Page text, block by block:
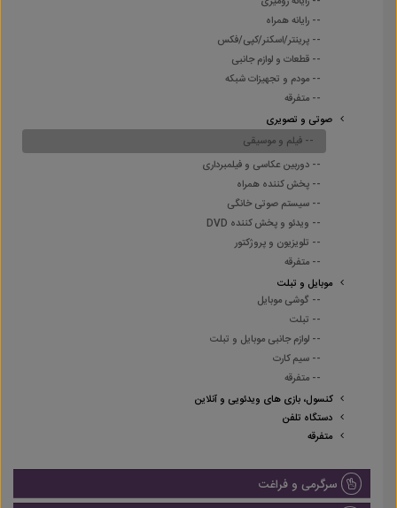
-- رایانه همراه
-- پرینتر/اسکنر/کپی/فکس
-- قطعات و لوازم جانبی
-- مودم و تجهیزات شبکه
-- متفرقه
صوتی و تصویری
-- فیلم و موسیقی
-- دوربین عکاسی و فیلمبرداری
-- پخش کننده همراه
-- سیستم صوتی خانگی
-- ویدئو و پخش کننده DVD
-- تلویزیون و پروژکتور
-- متفرقه
موبایل و تبلت
-- گوشی موبایل
-- تبلت
-- لوازم جانبی موبایل و تبلت
-- سیم کارت
-- متفرقه
کنسول، بازی های ویدئویی و آنلاین
دستگاه تلفن
متفرقه
سرگرمی و فراغت